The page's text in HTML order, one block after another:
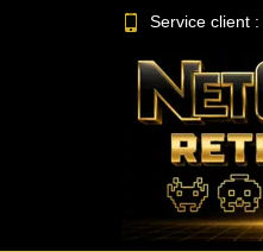
Service client :